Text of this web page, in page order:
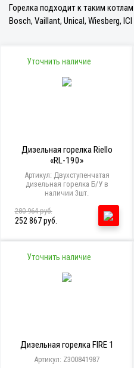
Горелка подходит к таким
Bosch, Vaillant, Unical, Wiesberg, ICI
Уточнить наличие
Дизельная горелка Riello
«RL-190»
Артикул: Двухступенчатая
дизельная горелка Б/У в
наличии 3шт.
280 964 руб.
252 867 руб.
Уточнить наличие
Дизельная горелка FIRE 1
Артикул: Z300841987